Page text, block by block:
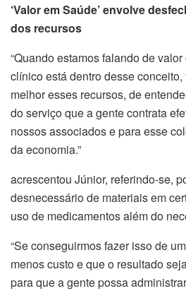
‘Valor em Saúde’ envolve
dos recursos
“Quando estamos falando de
clínico está dentro desse
melhor esses recursos, de
do serviço que a gente contrata
nossos associados e para esse
da economia.”
acrescentou Júnior, referindo-se,
desnecessário de materiais em
uso de medicamentos além do
“Se conseguirmos fazer isso de
menos custo e que o resultado
para que a gente possa